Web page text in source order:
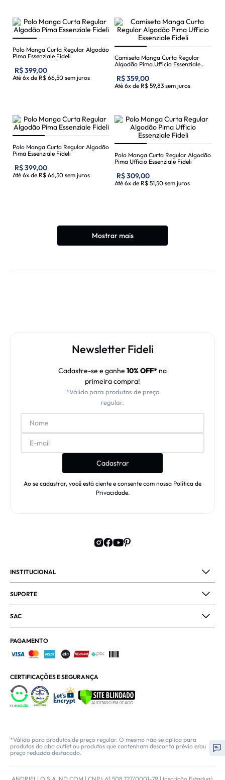
Polo Manga Curta Regular Algodão
Pima Essenziale Fideli
R$399,00
Até 6x de R$ 66,50 sem juros
Camiseta Manga Curta Regular
Algodão Pima Ufficio Essenziale
R$359,00
Até 6x de R$ 59,83 sem juros
Polo Manga Curta Regular Algodão
Pima Essenziale Fideli
R$399,00
Até 6x de R$ 66,50 sem juros
Polo Manga Curta Regular Algodão
Pima Ufficio Essenziale Fideli
R$309,00
Até 6x de R$ 51,50 sem juros
Mostrar mais
Newsletter Fideli
Cadastre-se e ganhe 10% OFF* na
primeira compra!
*Válido para produtos de preço
regular.
Cadastrar
Ao se cadastrar, você está ciente e consente com nossa Política de
Privacidade.
INSTITUCIONAL
SUPORTE
SAC
PAGAMENTO
CERTIFICAÇÕES E SEGURANÇA
*Válido para produtos de preço regular. O mesmo não se aplica para
produtos da aba outlet ou produtos que contenham desconto prévio e/ou
preço reduzido destacado.